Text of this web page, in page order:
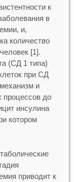
к
в
и,
количество
[1].
(СД 1 типа)
при СД
и
процессов до
инсулина
котором
приводит к